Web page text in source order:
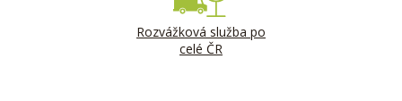
Rozvážková služba po
celé ČR